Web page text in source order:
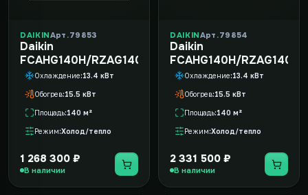
DAIKINАрт. 79853
Daikin
FCAHG140H/RZAG140NY1
Охлаждение 13.4 кВт
Обогрев 15.5 кВт
Площадь 140 м²
Режим Холод/тепло
1 268 300 ₽
В наличии
DAIKINАрт. 79854
Daikin
FCAHG140H/
Охлаждение 13.4 кВт
Обогрев 15.5 кВт
Площадь 140 м²
Режим Холод/тепло
2 331 500 ₽
В наличии